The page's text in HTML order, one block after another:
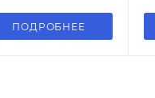
ПОДРОБНЕЕ